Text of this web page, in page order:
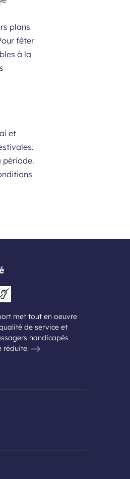
plans
fêter
à la
et
période.
met tout en oeuvre
de service et
handicapés
réduite.